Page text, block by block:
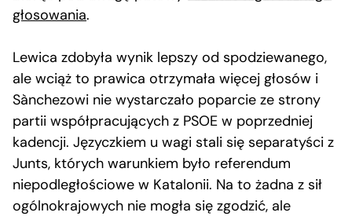
głosowania.
Lewica zdobyła wynik lepszy od spodziewanego,
ale wciąż to prawica otrzymała więcej głosów i
Sànchezowi nie wystarczało poparcie ze strony
partii współpracujących z PSOE w poprzedniej
kadencji. Języczkiem u wagi stali się separatyści z
Junts, których warunkiem było referendum
niepodległościowe w Katalonii. Na to żadna z sił
ogólnokrajowych nie mogła się zgodzić, ale